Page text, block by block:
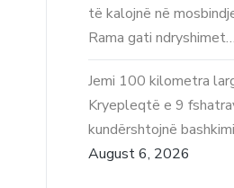
të kalojnë në
Rama gati ndryshimet…
Jemi 100 kilometra
Kryepleqtë e 9
kundërshtojnë
August 6, 2026